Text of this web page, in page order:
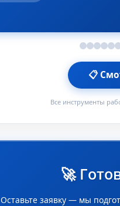
📋
Все инструменты
🚀
Оставьте заявку — мы